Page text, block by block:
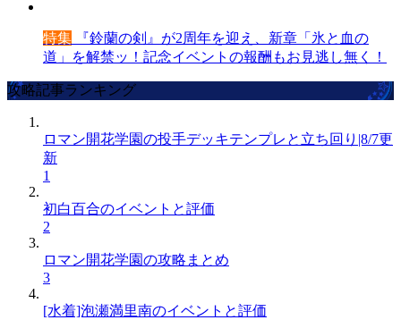
特集 『鈴蘭の剣』が2周年を迎え、新章「氷と血の
道」を解禁ッ！記念イベントの報酬もお見逃し無く！
攻略記事ランキング
ロマン開花学園の投手デッキテンプレと立ち回り|8/7更
新
1
初白百合のイベントと評価
2
ロマン開花学園の攻略まとめ
3
[水着]泡瀬満里南のイベントと評価